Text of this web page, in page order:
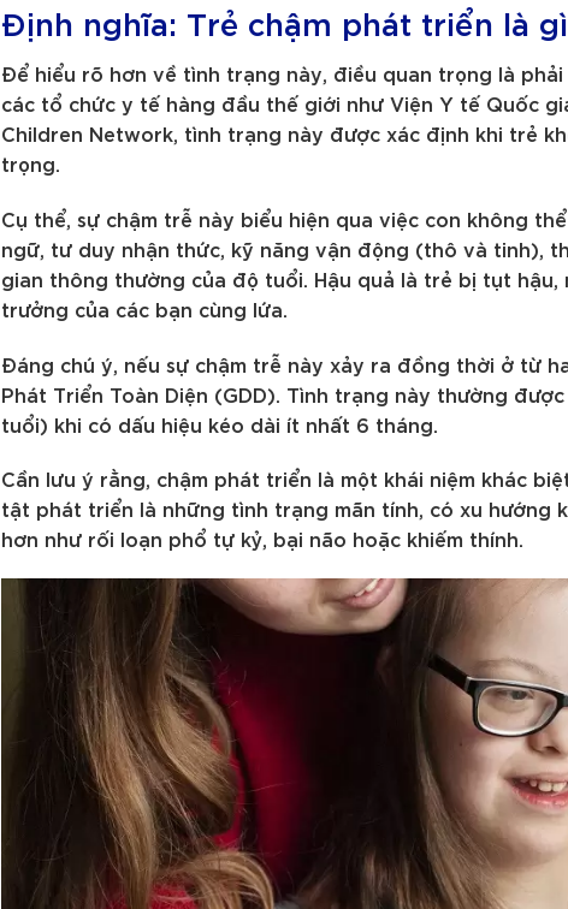
Định nghĩa: Trẻ chậm phát triển là
Để hiểu rõ hơn về tình trạng này, điều quan trọng là
các tổ chức y tế hàng đầu thế giới như Viện Y tế Quốc
Children Network, tình trạng này được xác định khi trẻ
trọng.
Cụ thể, sự chậm trễ này biểu hiện qua việc con không
ngữ, tư duy nhận thức, kỹ năng vận động (thô và tinh),
gian thông thường của độ tuổi. Hậu quả là trẻ bị tụt
trưởng của các bạn cùng lứa.
Đáng chú ý, nếu sự chậm trễ này xảy ra đồng thời ở từ
Phát Triển Toàn Diện (GDD). Tình trạng này thường
tuổi) khi có dấu hiệu kéo dài ít nhất 6 tháng.
Cần lưu ý rằng, chậm phát triển là một khái niệm khác
tật phát triển là những tình trạng mãn tính, có xu hướng
hơn như rối loạn phổ tự kỷ, bại não hoặc khiếm thính.